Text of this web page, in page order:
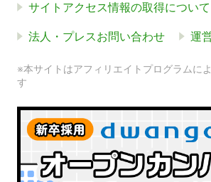
サイトアクセス情報の取得について
法人・プレスお問い合わせ 運
※本サイトはアフィリエイトプログラムに
す